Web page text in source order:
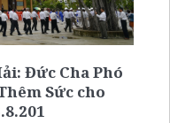
Đức Cha Phó
Sức cho